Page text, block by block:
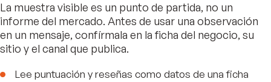
La muestra visible es un punto de partida, no un
informe del mercado. Antes de usar una observación
en un mensaje, confírmala en la ficha del negocio, su
sitio y el canal que publica.
Lee puntuación y reseñas como datos de una ficha